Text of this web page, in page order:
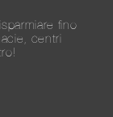
fino
centri